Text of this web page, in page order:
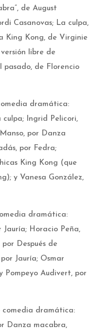
de August
Casanovas; La culpa,
King Kong, de Virginie
libre de
pasado, de Florencio
dramática:
Ingrid Pelicori,
por Danza
por Fedra;
King Kong (que
y Vanesa González,
dramática:
Jauría; Horacio Peña,
Después de
Jauría; Osmar
Pompeyo Audivert, por
comedia dramática:
Danza macabra,